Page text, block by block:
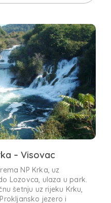
– Visovac
NP Krka, uz
Lozovca, ulaza u park.
šetnju uz rijeku Krku,
jezero i